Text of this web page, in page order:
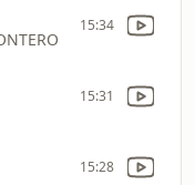
15:34
15:31
15:28